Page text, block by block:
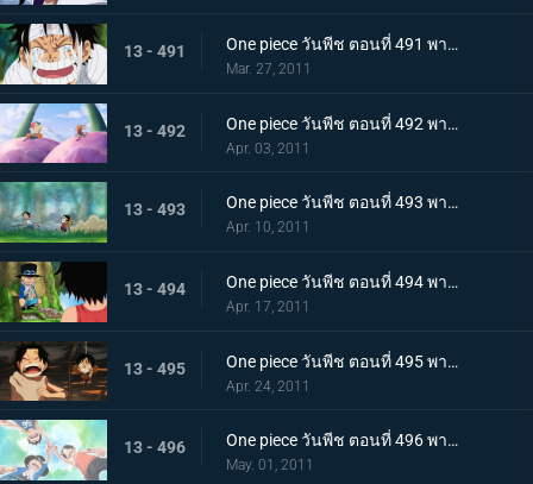
13 - 491 One piece วันพีช ตอนที่ 491 พากย์ไทย ขึ้นสู่เกาะสตรี ! ความจริงอันโหดร้ายที่โถมใส่ลูฟี่
Mar. 27, 2011
13 - 492 One piece วันพีช ตอนที่ 492 พากย์ไทย ตอนพิเศษ! ลูฟี่และโทริโกะ! เทียบท่า,เกาะนักชิม นักล่าอาหาร โทริโกะ ปรากฏตัว
Apr. 03, 2011
13 - 493 One piece วันพีช ตอนที่ 493 พากย์ไทย ลูฟี่กับเอส เรื่องราวการพบกันของพี่น้องทั้งสอง!
Apr. 10, 2011
13 - 494 One piece วันพีช ตอนที่ 494 พากย์ไทย ซาโบะปรากฏตัว! เด็กชายจากเกรย์ เทอร์มินอล
Apr. 17, 2011
13 - 495 One piece วันพีช ตอนที่ 495 พากย์ไทย ฉันจะไม่หนี! การช่วยเหลืออันแน่วแน่ของเอส
Apr. 24, 2011
13 - 496 One piece วันพีช ตอนที่ 496 พากย์ไทย สักวัน! จะออกทะเล จอกสาบานของสามตัวแสบ
May. 01, 2011